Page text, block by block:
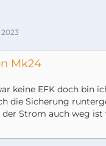
Mk24
keine EFK doch bin
die Sicherung
der Strom auch weg